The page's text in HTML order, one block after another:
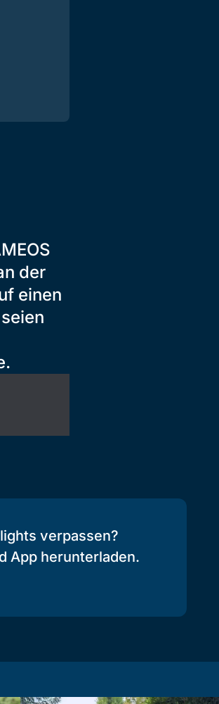
der
einen
verpassen?
App herunterladen.